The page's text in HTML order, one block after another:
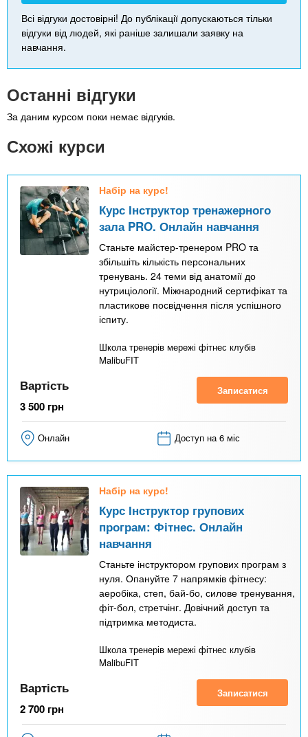
Всі відгуки достовірні! До публікації допускаються тільки
відгуки від людей, які раніше залишали заявку на
навчання.
Останні відгуки
За даним курсом поки немає відгуків.
Схожі курси
Набір на курс!
Курс Інструктор тренажерного
зала PRO. Онлайн навчання
Станьте майстер-тренером PRO та
збільшіть кількість персональних
тренувань. 24 теми від анатомії до
нутриціології. Міжнародний сертифікат та
пластикове посвідчення після успішного
іспиту.
Школа тренерів мережі фітнес клубів
MalibuFIT
Вартість
3 500 грн
Записатися
Онлайн Доступ на 6 міс
Набір на курс!
Курс Інструктор групових
програм: Фітнес. Онлайн
навчання
Станьте інструктором групових програм з
нуля. Опануйте 7 напрямків фітнесу:
аеробіка, степ, бай-бо, силове тренування,
фіт-бол, стретчінг. Довічний доступ та
підтримка методиста.
Школа тренерів мережі фітнес клубів
MalibuFIT
Вартість
2 700 грн
Записатися